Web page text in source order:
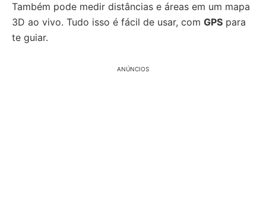
Também pode medir distâncias e áreas em um mapa
3D ao vivo. Tudo isso é fácil de usar, com GPS para
te guiar.
ANÚNCIOS